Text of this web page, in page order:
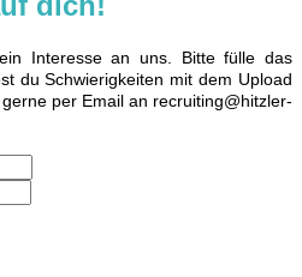
Interesse an uns. Bitte fülle das
du Schwierigkeiten mit dem Upload
per Email an recruiting@hitzler-